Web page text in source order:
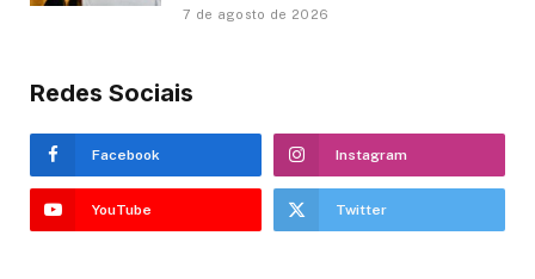
7 de agosto de 2026
Redes Sociais
Facebook Instagram
YouTube Twitter